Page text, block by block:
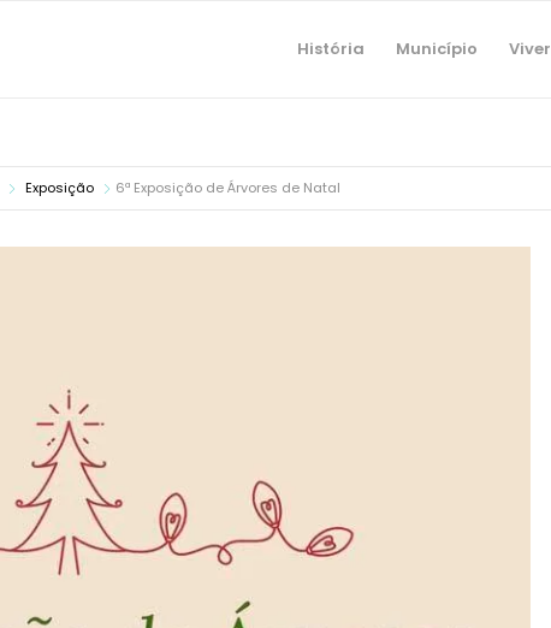
História Município Viver
Exposição 6ª Exposição de Árvores de Natal